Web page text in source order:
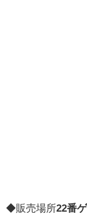
◆販売場所22番